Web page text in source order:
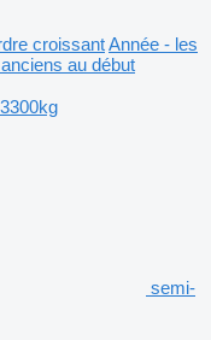
croissantAnnée - les
au début
semi-